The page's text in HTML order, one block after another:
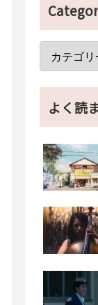
よく読